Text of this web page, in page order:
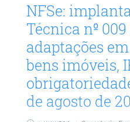
NFSe:
Técnica nº
adaptações
bens imóveis,
de agosto de